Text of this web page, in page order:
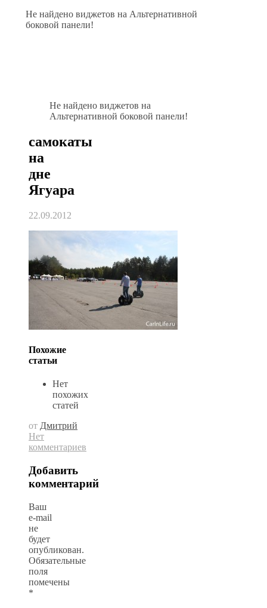
Не найдено виджетов на Альтернативной
боковой панели!
Не найдено виджетов на
Альтернативной боковой панели!
самокаты
на
дне
Ягуара
22.09.2012
Похожие
статьи
Нет
похожих
статей
от Дмитрий
Нет
комментариев
Добавить
комментарий
Ваш
e-mail
не
будет
опубликован.
Обязательные
поля
помечены
*